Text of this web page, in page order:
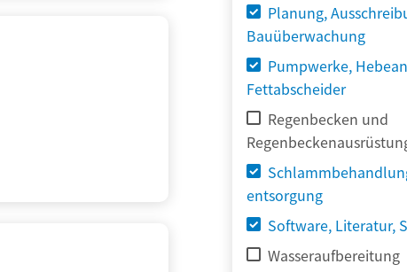
Planung,
Bauüberwachung
Pumpwerke,
Fettabscheider
Regenbecken und
entsorgung
Software, Literatur,
Wasseraufbereitung